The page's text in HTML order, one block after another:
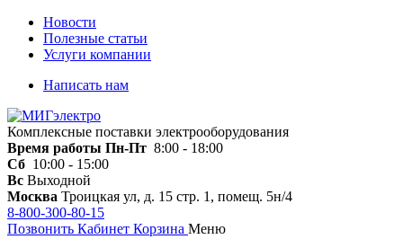
Новости
Полезные статьи
Услуги компании
Написать нам
Комплексные поставки электрооборудования
Время работы Пн-Пт 8:00 - 18:00
Сб 10:00 - 15:00
Вс Выходной
Москва Троицкая ул, д. 15 стр. 1, помещ. 5н/4
8-800-300-80-15
Позвонить Кабинет Корзина Меню